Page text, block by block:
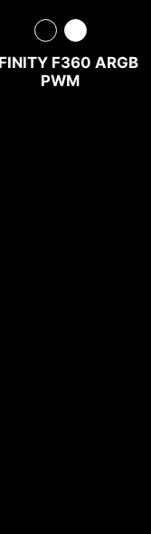
F360 ARGB
PWM